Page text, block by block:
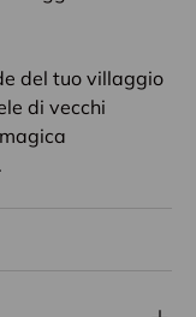
del tuo villaggio
di vecchi